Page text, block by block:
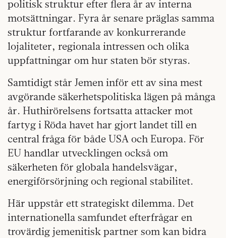
politisk struktur efter flera år av interna
motsättningar. Fyra år senare präglas samma
struktur fortfarande av konkurrerande
lojaliteter, regionala intressen och olika
uppfattningar om hur staten bör styras.
Samtidigt står Jemen inför ett av sina mest
avgörande säkerhetspolitiska lägen på många
år. Huthirörelsens fortsatta attacker mot
fartyg i Röda havet har gjort landet till en
central fråga för både USA och Europa. För
EU handlar utvecklingen också om
säkerheten för globala handelsvägar,
energiförsörjning och regional stabilitet.
Här uppstår ett strategiskt dilemma. Det
internationella samfundet efterfrågar en
trovärdig jemenitisk partner som kan bidra